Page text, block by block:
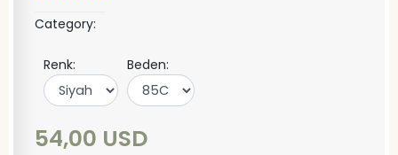
Category:
Renk: Beden:
54,00 USD